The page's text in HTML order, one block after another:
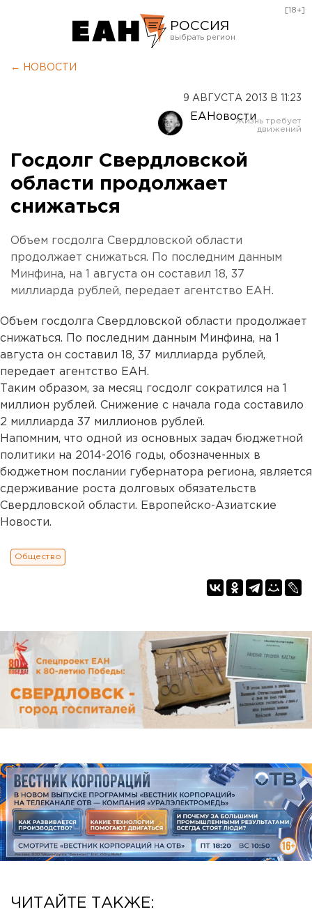
РОССИЯ
Оренбург
[18+]
← НОВОСТИ
9 АВГУСТА 2013 В 11:23
ЕАНовости
Госдолг Свердловской
области продолжает
снижаться
Объем госдолга Свердловской области
продолжает снижаться. По последним данным
Минфина, на 1 августа он составил 18, 37
миллиарда рублей, передает агентство ЕАН.
Объем госдолга Свердловской области продолжает
снижаться. По последним данным Минфина, на 1
августа он составил 18, 37 миллиарда рублей,
передает агентство ЕАН.
Таким образом, за месяц госдолг сократился на 1
миллион рублей. Снижение с начала года составило
2 миллиарда 37 миллионов рублей.
Напомним, что одной из основных задач бюджетной
политики на 2014-2016 годы, обозначенных в
бюджетном послании губернатора региона, является
сдерживание роста долговых обязательств
Свердловской области. Европейско-Азиатские
Новости.
Общество
ЧИТАЙТЕ ТАКЖЕ: